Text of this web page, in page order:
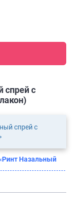
спрей с
спрей с
Назальный